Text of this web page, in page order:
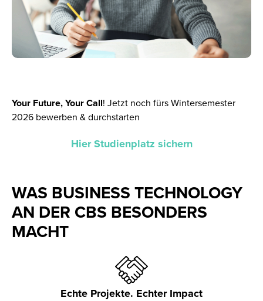
Your Future, Your Call! Jetzt noch fürs Wintersemester
2026 bewerben & durchstarten
Hier Studienplatz sichern
WAS BUSINESS TECHNOLOGY
AN DER CBS BESONDERS
MACHT
Echte Projekte. Echter Impact